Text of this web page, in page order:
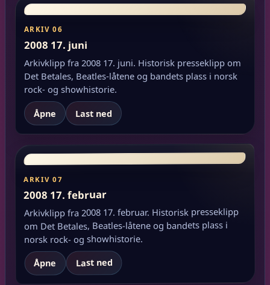
ARKIV 06
2008 17. juni
Arkivklipp fra 2008 17. juni. Historisk presseklipp om
Det Betales, Beatles-låtene og bandets plass i norsk
rock- og showhistorie.
Åpne Last ned
ARKIV 07
2008 17. februar
Arkivklipp fra 2008 17. februar. Historisk presseklipp
om Det Betales, Beatles-låtene og bandets plass i
norsk rock- og showhistorie.
Åpne Last ned